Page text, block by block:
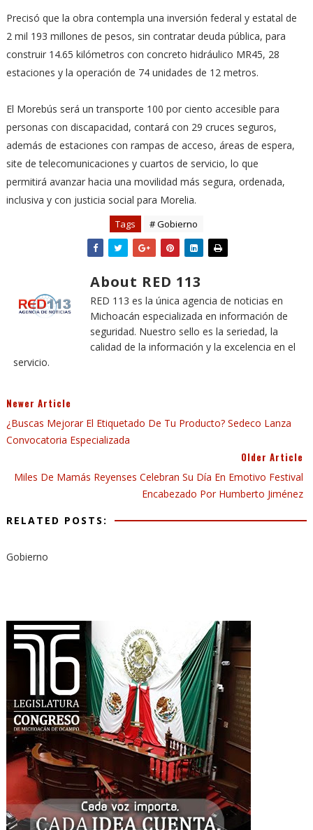
Precisó que la obra contempla una inversión federal y estatal de
2 mil 193 millones de pesos, sin contratar deuda pública, para
construir 14.65 kilómetros con concreto hidráulico MR45, 28
estaciones y la operación de 74 unidades de 12 metros.
El Morebús será un transporte 100 por ciento accesible para
personas con discapacidad, contará con 29 cruces seguros,
además de estaciones con rampas de acceso, áreas de espera,
site de telecomunicaciones y cuartos de servicio, lo que
permitirá avanzar hacia una movilidad más segura, ordenada,
inclusiva y con justicia social para Morelia.
Tags # Gobierno
About RED 113
RED 113 es la única agencia de noticias en
Michoacán especializada en información de
seguridad. Nuestro sello es la seriedad, la
calidad de la información y la excelencia en el
servicio.
Newer Article
¿Buscas Mejorar El Etiquetado De Tu Producto? Sedeco Lanza
Convocatoria Especializada
Older Article
Miles De Mamás Reyenses Celebran Su Día En Emotivo Festival
Encabezado Por Humberto Jiménez
RELATED POSTS:
Gobierno